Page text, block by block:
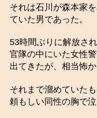
それは石川が森本家
ていた男であった。
53時間ぶりに解放さ
官隊の中にいた女性
出てきたが、相当怖か
それまで溜めていた
頼もしい同性の胸で泣